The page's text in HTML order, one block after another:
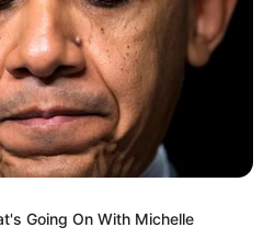
Going On With Michelle